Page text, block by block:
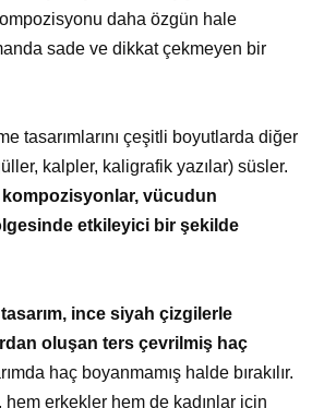
daha özgün hale
sade ve dikkat çekmeyen bir
tasarımlarını çeşitli boyutlarda diğer
kalpler, kaligrafik yazılar) süsler.
vücudun
etkileyici bir şekilde
ince siyah çizgilerle
oluşan ters çevrilmiş haç
haç boyanmamış halde bırakılır.
erkekler hem de kadınlar için